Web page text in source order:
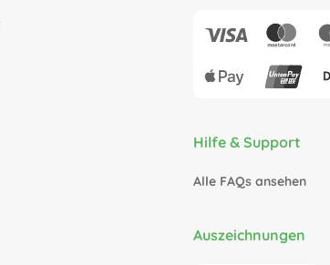
Hilfe & Support
Alle FAQs ansehen
Auszeichnungen